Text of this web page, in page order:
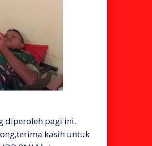
diperoleh pagi ini.
kasih untuk